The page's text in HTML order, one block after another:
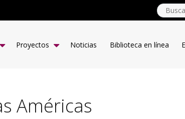
Proyectos Noticias Biblioteca en línea
Américas